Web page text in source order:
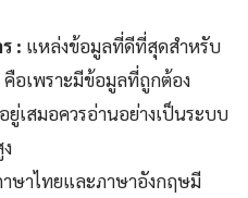
: แหล่งข้อมูลที่ดีที่สุดสำหรับ
คือเพราะมีข้อมูลที่ถูกต้อง
เสมอควรอ่านอย่างเป็นระบบ
ษาไทยและภาษาอังกฤษมี